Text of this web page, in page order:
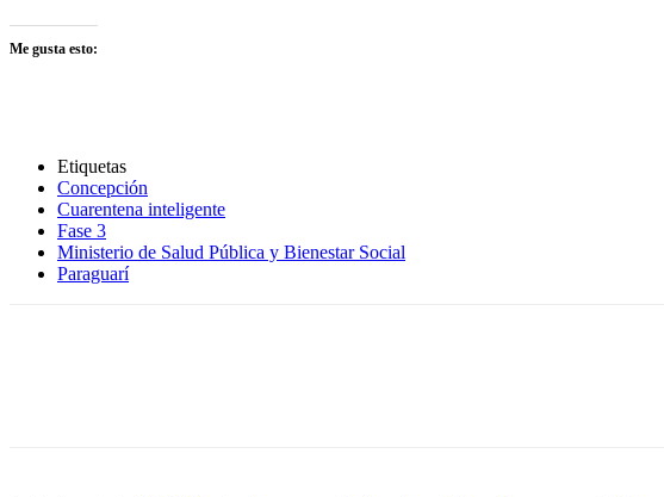
Me gusta esto:
Etiquetas
Concepción
Cuarentena inteligente
Fase 3
Ministerio de Salud Pública y Bienestar Social
Paraguarí